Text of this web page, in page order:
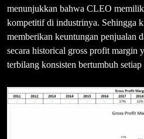
menunjukkan bahwa CLEO
kompetitif di industrinya. Sehingga
memberikan keuntungan penjualan
secara historical gross profit margin
terbilang konsisten bertumbuh setiap